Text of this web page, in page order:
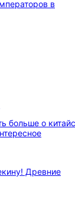
больше о